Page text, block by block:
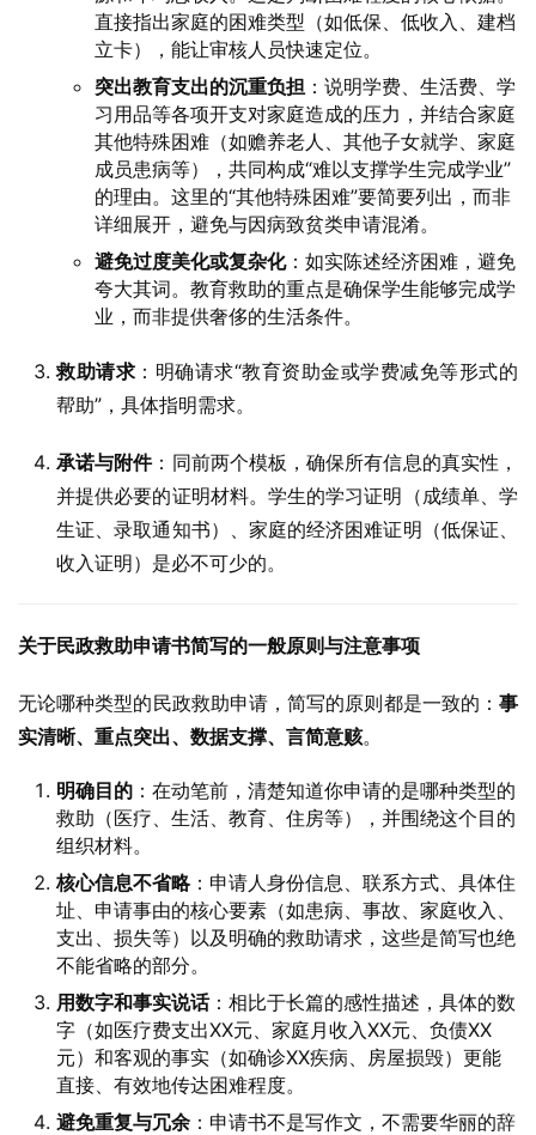
直接指出家庭的困难类型（如低保、低收入、建档
立卡），能让审核人员快速定位。
突出教育支出的沉重负担 ：说明学费、生活费、学
习用品等各项开支对家庭造成的压力，并结合家庭
其他特殊困难（如赡养老人、其他子女就学、家庭
成员患病等），共同构成“难以支撑学生完成学业”
的理由。这里的“其他特殊困难”要简要列出，而非
详细展开，避免与因病致贫类申请混淆。
避免过度美化或复杂化：如实陈述经济困难，避免
夸大其词。教育救助的重点是确保学生能够完成学
业，而非提供奢侈的生活条件。
救助请求：明确请求“教育资助金或学费减免等形式的
帮助”，具体指明需求。
承诺与附件：同前两个模板，确保所有信息的真实性，
并提供必要的证明材料。学生的学习证明（成绩单、学
生证、录取通知书）、家庭的经济困难证明（低保证、
收入证明）是必不可少的。
关于民政救助申请书简写的一般原则与注意事项
无论哪种类型的民政救助申请，简写的原则都是一致的： 事
实清晰、重点突出、数据支撑、言简意赅。
明确目的 ：在动笔前，清楚知道你申请的是哪种类型的
救助（医疗、生活、教育、住房等），并围绕这个目的
组织材料。
核心信息不省略：申请人身份信息、联系方式、具体住
址、申请事由的核心要素（如患病、事故、家庭收入、
支出、损失等）以及明确的救助请求，这些是简写也绝
不能省略的部分。
用数字和事实说话：相比于长篇的感性描述，具体的数
字（如医疗费支出XX元、家庭月收入XX元、负债XX
元）和客观的事实（如确诊XX疾病、房屋损毁）更能
直接、有效地传达困难程度。
避免重复与冗余 ：申请书不是写作文，不需要华丽的辞